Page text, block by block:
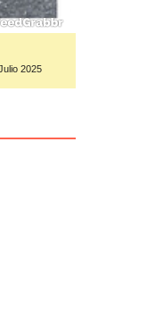
2025